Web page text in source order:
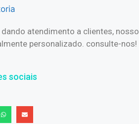
atendimento a clientes, nosso
personalizado. consulte-nos!
sociais